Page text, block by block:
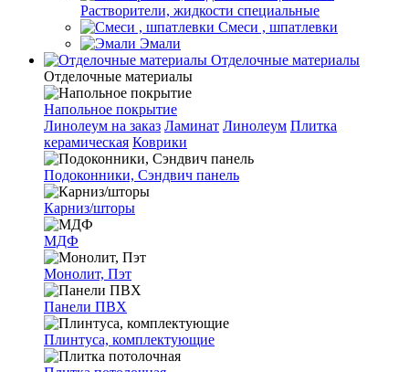
Растворители, жидкости специальные
Смеси , шпатлевки
Эмали
Отделочные материалы
Отделочные материалы
Напольное покрытие
Линолеум на заказ Ламинат Линолеум Плитка
керамическая Коврики
Подоконники, Сэндвич панель
Карниз/шторы
МДФ
Монолит, Пэт
Панели ПВХ
Плинтуса, комплектующие